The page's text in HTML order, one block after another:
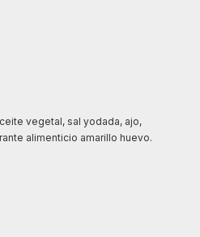
vegetal, sal yodada, ajo,
alimenticio amarillo huevo.